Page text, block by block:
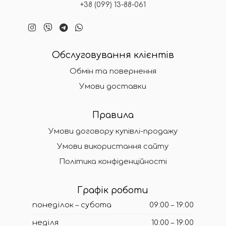
+38 (099) 13-88-061
Обслуговування клієнтів
Обмін та повернення
Умови доставки
Правила
Умови договору купівлі-продажу
Умови використання сайту
Політика конфіденційності
Графік роботи
понеділок – субота 09:00 – 19:00
неділя 10:00 – 19:00